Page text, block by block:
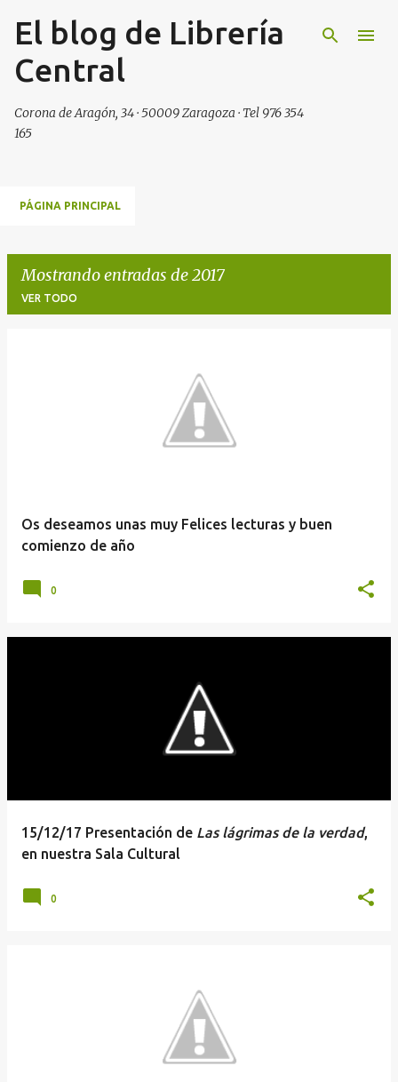
Ir al contenido principal
El blog de Librería
Central
Corona de Aragón, 34 · 50009 Zaragoza · Tel 976 354
165
PÁGINA PRINCIPAL
Mostrando entradas de 2017
VER TODO
Os deseamos unas muy Felices lecturas y buen
comienzo de año
0
15/12/17 Presentación de Las lágrimas de la verdad,
en nuestra Sala Cultural
0